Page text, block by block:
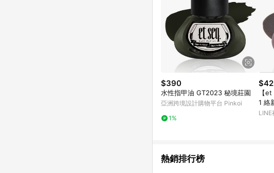
$390
水性指甲油 GT2023 秘境莊園
亞洲跨境設計購物平台 Pinkoi
1%
【
1 絡
LINE
熱銷排行榜